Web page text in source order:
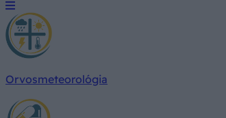
Orvosmeteorológia